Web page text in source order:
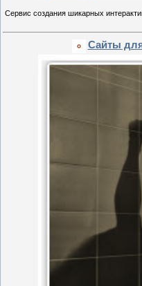
Сервис создания шикарных
Сайты